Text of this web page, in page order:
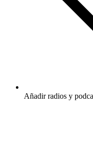
Añadir radios y